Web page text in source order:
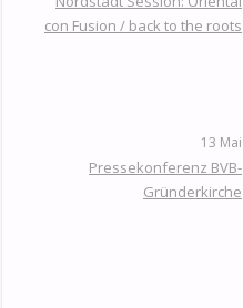
con Fusion / back to the roots
13 Mai
Pressekonferenz BVB-
Gründerkirche